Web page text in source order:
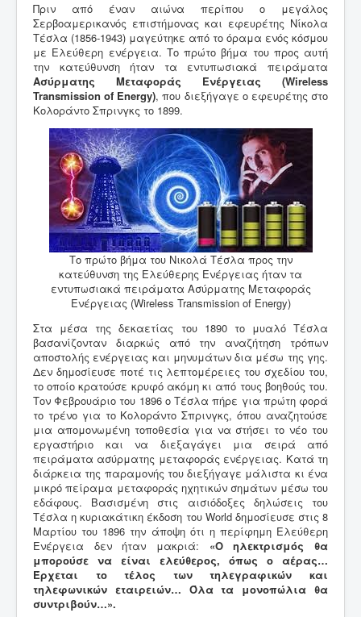
Πριν από έναν αιώνα περίπου ο μεγάλος
Σερβοαμερικανός επιστήμονας και εφευρέτης Νίκολα
Τέσλα (1856-1943) μαγεύτηκε από το όραμα ενός κόσμου
με Ελεύθερη ενέργεια. Το πρώτο βήμα του προς αυτή
την κατεύθυνση ήταν τα εντυπωσιακά πειράματα
Ασύρματης Μεταφοράς Ενέργειας (Wireless
Transmission of Energy), που διεξήγαγε ο εφευρέτης στο
Κολοράντο Σπρινγκς το 1899.
Το πρώτο βήμα του Νικολά Τέσλα προς την
κατεύθυνση της Ελεύθερης Ενέργειας ήταν τα
εντυπωσιακά πειράματα Ασύρματης Μεταφοράς
Ενέργειας (Wireless Transmission of Energy)
Στα μέσα της δεκαετίας του 1890 το μυαλό Τέσλα
βασανίζονταν διαρκώς από την αναζήτηση τρόπων
αποστολής ενέργειας και μηνυμάτων δια μέσω της γης.
Δεν δημοσίευσε ποτέ τις λεπτομέρειες του σχεδίου του,
το οποίο κρατούσε κρυφό ακόμη κι από τους βοηθούς του.
Τον Φεβρουάριο του 1896 ο Τέσλα πήρε για πρώτη φορά
το τρένο για το Κολοράντο Σπρινγκς, όπου αναζητούσε
μια απομονωμένη τοποθεσία για να στήσει το νέο του
εργαστήριο και να διεξαγάγει μια σειρά από
πειράματα ασύρματης μεταφοράς ενέργειας. Κατά τη
διάρκεια της παραμονής του διεξήγαγε μάλιστα κι ένα
μικρό πείραμα μεταφοράς ηχητικών σημάτων μέσω του
εδάφους. Βασισμένη στις αισιόδοξες δηλώσεις του
Τέσλα η κυριακάτικη έκδοση του World δημοσίευσε στις 8
Μαρτίου του 1896 την άποψη ότι η περίφημη Ελεύθερη
Ενέργεια δεν ήταν μακριά: «Ο ηλεκτρισμός θα
μπορούσε να είναι ελεύθερος, όπως ο αέρας…
Έρχεται το τέλος των τηλεγραφικών και
τηλεφωνικών εταιρειών… Όλα τα μονοπώλια θα
συντριβούν…».